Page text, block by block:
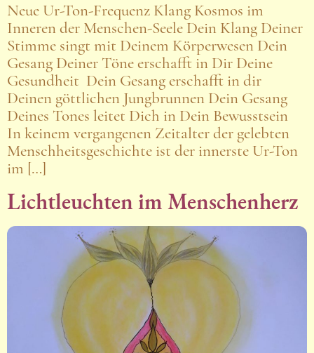
Neue Ur-Ton-Frequenz Klang Kosmos im
Inneren der Menschen-Seele Dein Klang Deiner
Stimme singt mit Deinem Körperwesen Dein
Gesang Deiner Töne erschafft in Dir Deine
Gesundheit Dein Gesang erschafft in dir
Deinen göttlichen Jungbrunnen Dein Gesang
Deines Tones leitet Dich in Dein Bewusstsein
In keinem vergangenen Zeitalter der gelebten
Menschheitsgeschichte ist der innerste Ur-Ton
im […]
Lichtleuchten im Menschenherz